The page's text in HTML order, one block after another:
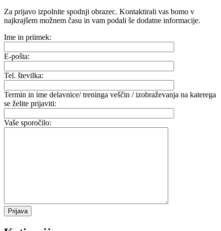
Za prijavo izpolnite spodnji obrazec. Kontaktirali vas bomo v
najkrajšem možnem času in vam podali še dodatne informacije.
Ime in priimek:
E-pošta:
Tel. številka:
Termin in ime delavnice/ treninga veščin / izobraževanja na katerega
se želite prijaviti:
Vaše sporočilo: